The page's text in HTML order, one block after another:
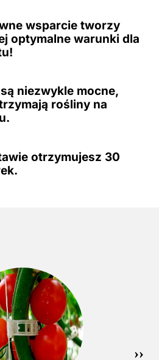
wsparcie tworzy
optymalne warunki dla
niezwykle mocne,
rośliny na
otrzymujesz 30